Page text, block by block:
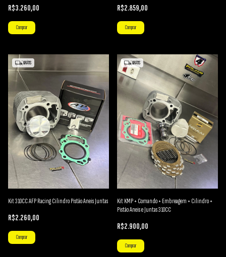
R$3.260,00 R$2.859,00
GRÁTIS
Kit 310CC AFP Racing Cilindro Pistão Aneis Juntas
R$2.260,00
GRÁTIS
Kit KMP + Comando + Embreagem + Cilindro +
Pistão Aneis e Juntas 310CC
R$2.900,00